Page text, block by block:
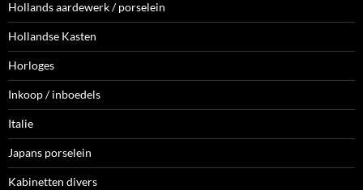
Hollands aardewerk / porselein
Hollandse Kasten
Horloges
Inkoop / inboedels
Italie
Japans porselein
Kabinetten divers